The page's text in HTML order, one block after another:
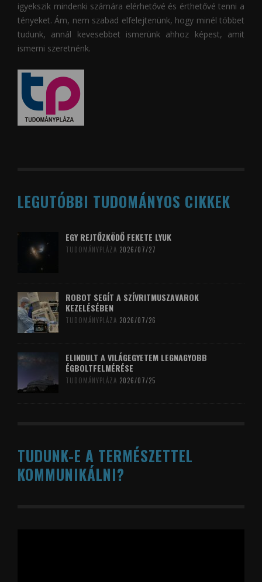
igyekszik mindenki számára elérhetővé és érthetővé tenni a
tényeket. Ám, nem szabad elfelejtenünk, hogy minél többet
tudunk, annál kevesebbet ismerünk ahhoz képest, amit
ismerni szeretnénk.
LEGUTÓBBI TUDOMÁNYOS CIKKEK
EGY REJTŐZKÖDŐ FEKETE LYUK
TUDOMÁNYPLÁZA 2026/07/27
ROBOT SEGÍT A SZÍVRITMUSZAVAROK
KEZELÉSÉBEN
TUDOMÁNYPLÁZA 2026/07/26
ELINDULT A VILÁGEGYETEM LEGNAGYOBB
ÉGBOLTFELMÉRÉSE
TUDOMÁNYPLÁZA 2026/07/25
TUDUNK-E A TERMÉSZETTEL
KOMMUNIKÁLNI?